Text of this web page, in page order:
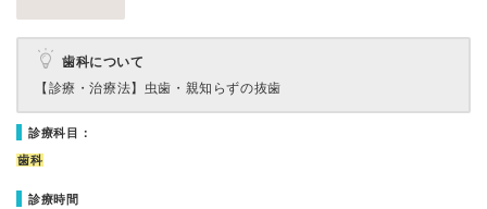
歯科について
【診療・治療法】 虫歯・親知らずの抜歯
診療科目：
歯科
診療時間